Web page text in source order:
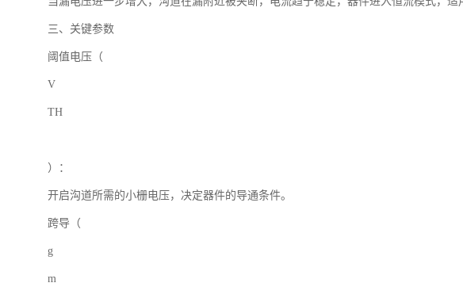
三、关键参数
阈值电压（
V
TH
）：
开启沟道所需的小栅电压，决定器件的导通条件。
跨导（
g
m